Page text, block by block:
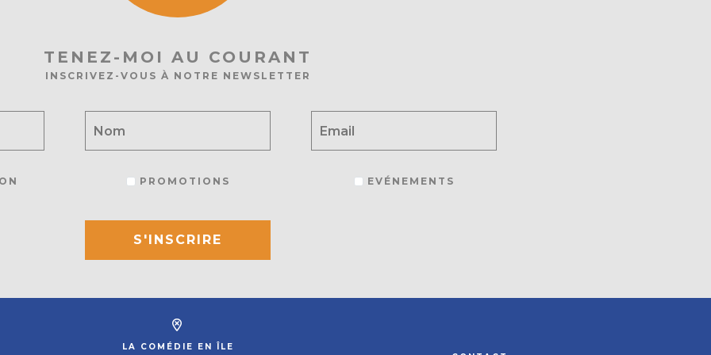
TENEZ-MOI AU COURANT
INSCRIVEZ-VOUS À NOTRE NEWSLETTER
PROMOTIONS EVÉNEMENTS
S'INSCRIRE
LA COMÉDIE EN ÎLE